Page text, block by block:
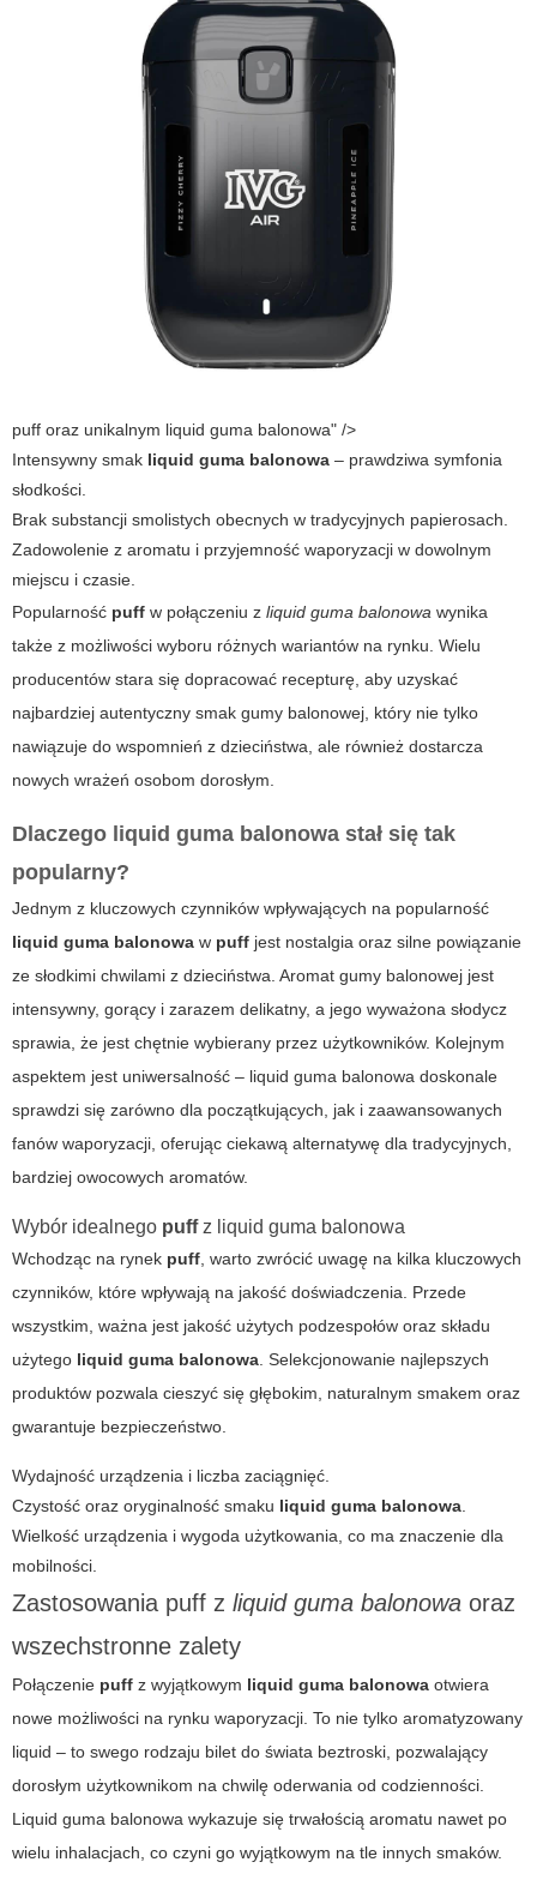
puff oraz unikalnym liquid guma balonowa" />
Intensywny smak liquid guma balonowa – prawdziwa symfonia
słodkości.
Brak substancji smolistych obecnych w tradycyjnych papierosach.
Zadowolenie z aromatu i przyjemność waporyzacji w dowolnym
miejscu i czasie.
Popularność puff w połączeniu z liquid guma balonowa wynika
także z możliwości wyboru różnych wariantów na rynku. Wielu
producentów stara się dopracować recepturę, aby uzyskać
najbardziej autentyczny smak gumy balonowej, który nie tylko
nawiązuje do wspomnień z dzieciństwa, ale również dostarcza
nowych wrażeń osobom dorosłym.
Dlaczego liquid guma balonowa stał się tak
popularny?
Jednym z kluczowych czynników wpływających na popularność
liquid guma balonowa w puff jest nostalgia oraz silne powiązanie
ze słodkimi chwilami z dzieciństwa. Aromat gumy balonowej jest
intensywny, gorący i zarazem delikatny, a jego wyważona słodycz
sprawia, że jest chętnie wybierany przez użytkowników. Kolejnym
aspektem jest uniwersalność – liquid guma balonowa doskonale
sprawdzi się zarówno dla początkujących, jak i zaawansowanych
fanów waporyzacji, oferując ciekawą alternatywę dla tradycyjnych,
bardziej owocowych aromatów.
Wybór idealnego puffz liquid guma balonowa
Wchodząc na rynek puff, warto zwrócić uwagę na kilka kluczowych
czynników, które wpływają na jakość doświadczenia. Przede
wszystkim, ważna jest jakość użytych podzespołów oraz składu
użytego liquid guma balonowa. Selekcjonowanie najlepszych
produktów pozwala cieszyć się głębokim, naturalnym smakem oraz
gwarantuje bezpieczeństwo.
Wydajność urządzenia i liczba zaciągnięć.
Czystość oraz oryginalność smaku liquid guma balonowa.
Wielkość urządzenia i wygoda użytkowania, co ma znaczenie dla
mobilności.
Zastosowania puff z liquid guma balonowa oraz
wszechstronne zalety
Połączenie puff z wyjątkowym liquid guma balonowa otwiera
nowe możliwości na rynku waporyzacji. To nie tylko aromatyzowany
liquid – to swego rodzaju bilet do świata beztroski, pozwalający
dorosłym użytkownikom na chwilę oderwania od codzienności.
Liquid guma balonowa wykazuje się trwałością aromatu nawet po
wielu inhalacjach, co czyni go wyjątkowym na tle innych smaków.